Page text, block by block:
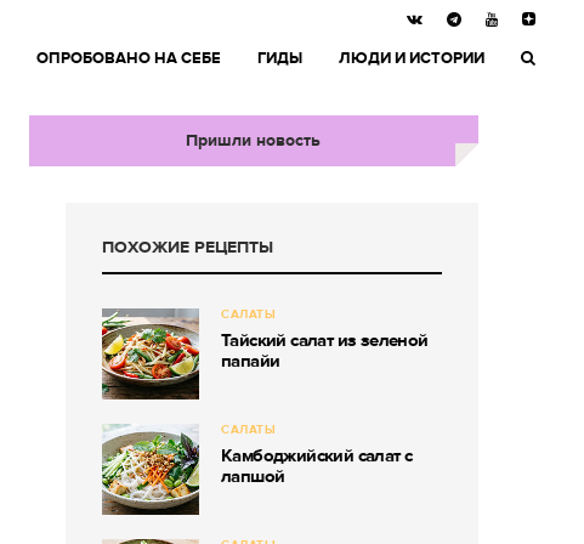
ОПРОБОВАНО НА СЕБЕ ГИДЫ ЛЮДИ И ИСТОРИИ
Пришли новость
ПОХОЖИЕ РЕЦЕПТЫ
САЛАТЫ
Тайский салат из зеленой
папайи
САЛАТЫ
Камбоджийский салат с
лапшой